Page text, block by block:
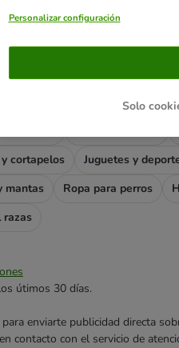
have been changed
relacionadas
perros
cortapelos
Juguetes y
mantas
Ropa para perros
razas
útimos 30 días.
enviarte publicidad directa
contacto con el servicio de
Personalizar configuración
Solo